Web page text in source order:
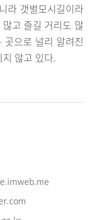
라 갯벌모시길이라
고 즐길 거리도 많
으로 널리 알려진
않고 있다.